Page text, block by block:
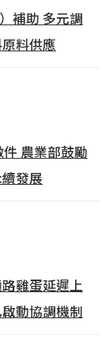
補助 多元調
料供應
農業部鼓勵
發展
雞蛋延遲上
動協調機制